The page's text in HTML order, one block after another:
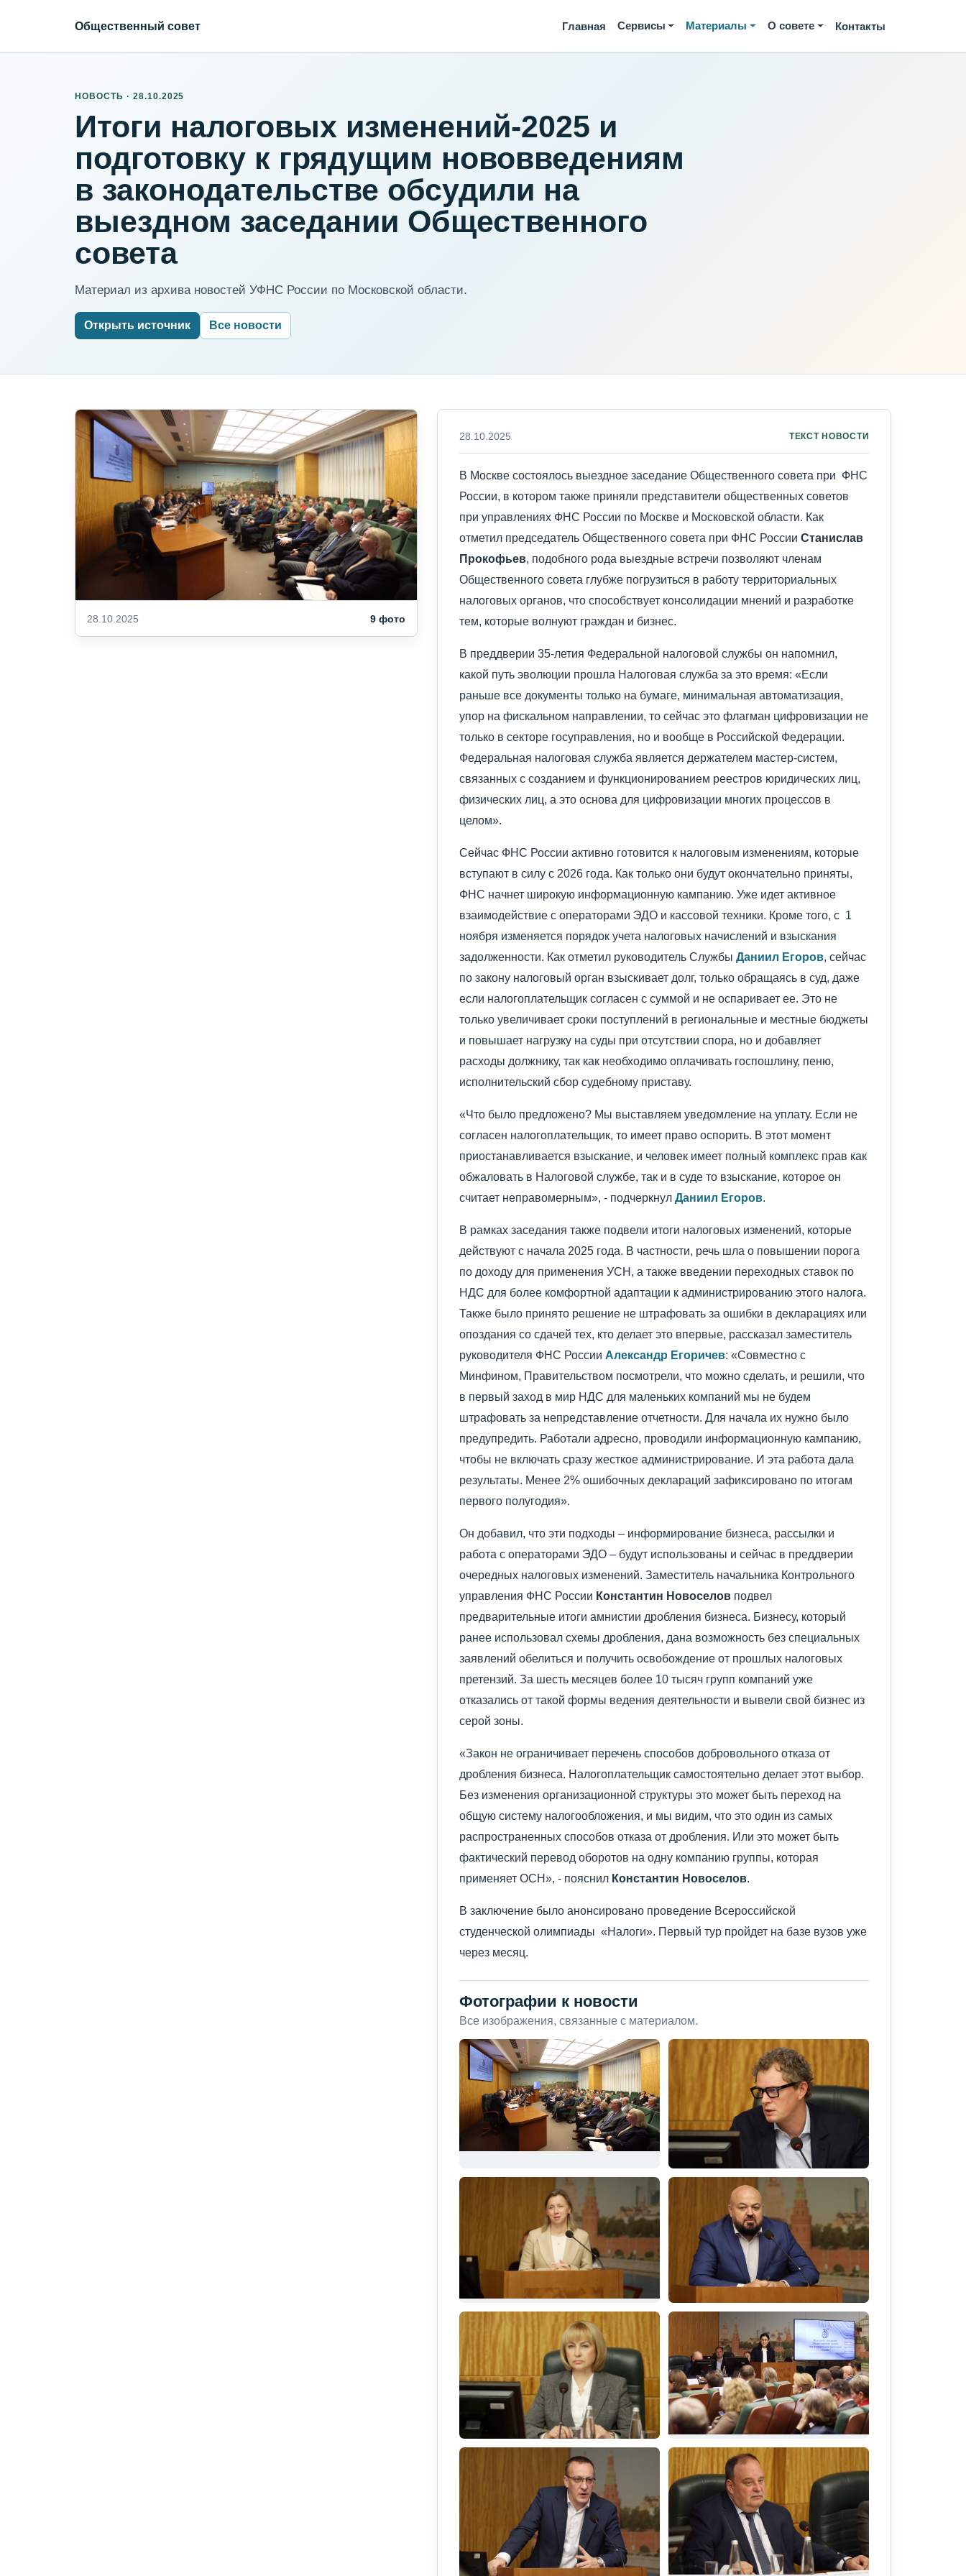
Общественный совет Главная Сервисы Материалы О совете Контакты
НОВОСТЬ · 28.10.2025
Итоги налоговых изменений-2025 и
подготовку к грядущим нововведениям
в законодательстве обсудили на
выездном заседании Общественного
совета
Материал из архива новостей УФНС России по Московской области.
Открыть источник Все новости
28.10.2025 9 фото
28.10.2025 ТЕКСТ НОВОСТИ
В Москве состоялось выездное заседание Общественного совета при ФНС
России, в котором также приняли представители общественных советов
при управлениях ФНС России по Москве и Московской области. Как
отметил председатель Общественного совета при ФНС России Станислав
Прокофьев, подобного рода выездные встречи позволяют членам
Общественного совета глубже погрузиться в работу территориальных
налоговых органов, что способствует консолидации мнений и разработке
тем, которые волнуют граждан и бизнес.
В преддверии 35-летия Федеральной налоговой службы он напомнил,
какой путь эволюции прошла Налоговая служба за это время: «Если
раньше все документы только на бумаге, минимальная автоматизация,
упор на фискальном направлении, то сейчас это флагман цифровизации не
только в секторе госуправления, но и вообще в Российской Федерации.
Федеральная налоговая служба является держателем мастер-систем,
связанных с созданием и функционированием реестров юридических лиц,
физических лиц, а это основа для цифровизации многих процессов в
целом».
Сейчас ФНС России активно готовится к налоговым изменениям, которые
вступают в силу с 2026 года. Как только они будут окончательно приняты,
ФНС начнет широкую информационную кампанию. Уже идет активное
взаимодействие с операторами ЭДО и кассовой техники. Кроме того, с 1
ноября изменяется порядок учета налоговых начислений и взыскания
задолженности. Как отметил руководитель Службы Даниил Егоров, сейчас
по закону налоговый орган взыскивает долг, только обращаясь в суд, даже
если налогоплательщик согласен с суммой и не оспаривает ее. Это не
только увеличивает сроки поступлений в региональные и местные бюджеты
и повышает нагрузку на суды при отсутствии спора, но и добавляет
расходы должнику, так как необходимо оплачивать госпошлину, пеню,
исполнительский сбор судебному приставу.
«Что было предложено? Мы выставляем уведомление на уплату. Если не
согласен налогоплательщик, то имеет право оспорить. В этот момент
приостанавливается взыскание, и человек имеет полный комплекс прав как
обжаловать в Налоговой службе, так и в суде то взыскание, которое он
считает неправомерным», - подчеркнул Даниил Егоров.
В рамках заседания также подвели итоги налоговых изменений, которые
действуют с начала 2025 года. В частности, речь шла о повышении порога
по доходу для применения УСН, а также введении переходных ставок по
НДС для более комфортной адаптации к администрированию этого налога.
Также было принято решение не штрафовать за ошибки в декларациях или
опоздания со сдачей тех, кто делает это впервые, рассказал заместитель
руководителя ФНС России Александр Егоричев: «Совместно с
Минфином, Правительством посмотрели, что можно сделать, и решили, что
в первый заход в мир НДС для маленьких компаний мы не будем
штрафовать за непредставление отчетности. Для начала их нужно было
предупредить. Работали адресно, проводили информационную кампанию,
чтобы не включать сразу жесткое администрирование. И эта работа дала
результаты. Менее 2% ошибочных деклараций зафиксировано по итогам
первого полугодия».
Он добавил, что эти подходы – информирование бизнеса, рассылки и
работа с операторами ЭДО – будут использованы и сейчас в преддверии
очередных налоговых изменений. Заместитель начальника Контрольного
управления ФНС России Константин Новоселовподвел
предварительные итоги амнистии дробления бизнеса. Бизнесу, который
ранее использовал схемы дробления, дана возможность без специальных
заявлений обелиться и получить освобождение от прошлых налоговых
претензий. За шесть месяцев более 10 тысяч групп компаний уже
отказались от такой формы ведения деятельности и вывели свой бизнес из
серой зоны.
«Закон не ограничивает перечень способов добровольного отказа от
дробления бизнеса. Налогоплательщик самостоятельно делает этот выбор.
Без изменения организационной структуры это может быть переход на
общую систему налогообложения, и мы видим, что это один из самых
распространенных способов отказа от дробления. Или это может быть
фактический перевод оборотов на одну компанию группы, которая
применяет ОСН», - пояснил Константин Новоселов.
В заключение было анонсировано проведение Всероссийской
студенческой олимпиады «Налоги». Первый тур пройдет на базе вузов уже
через месяц.
Фотографии к новости
Все изображения, связанные с материалом.